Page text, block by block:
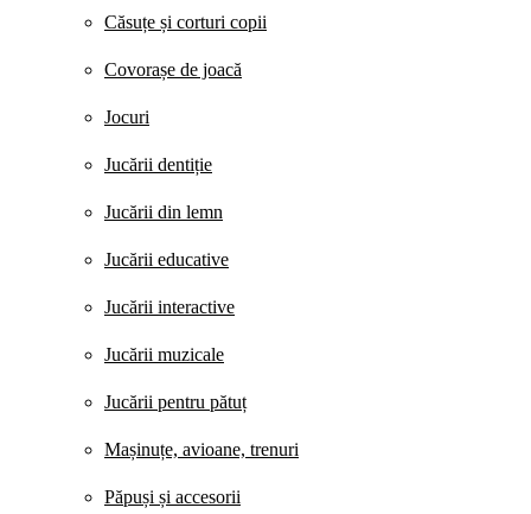
Căsuțe și corturi copii
Covorașe de joacă
Jocuri
Jucării dentiție
Jucării din lemn
Jucării educative
Jucării interactive
Jucării muzicale
Jucării pentru pătuț
Mașinuțe, avioane, trenuri
Păpuși și accesorii